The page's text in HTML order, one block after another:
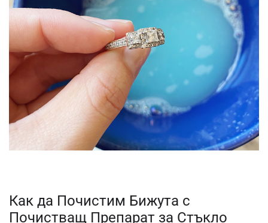
Как да Почистим Бижута с
Почистващ Препарат за Стъкло